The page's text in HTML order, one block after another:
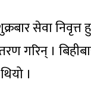
सेवा निवृत्त
गरिन् ।
।